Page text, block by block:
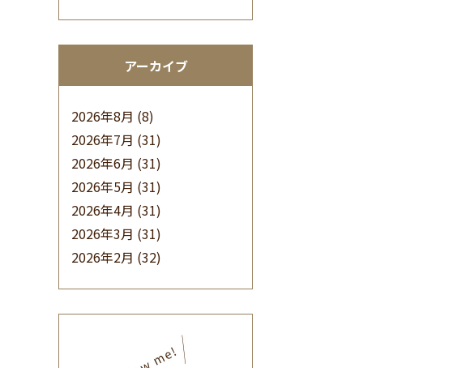
アーカイブ
2026年8月 (8)
2026年7月 (31)
2026年6月 (31)
2026年5月 (31)
2026年4月 (31)
2026年3月 (31)
2026年2月 (32)
(32)